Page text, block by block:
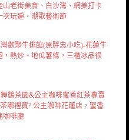
山老街美食、白沙灣、網美打卡
次玩遍，潮歌藝術節
歡聚牛排館(原胖忠小吃)-花蓮牛
，熱炒、地瓜薯條，三櫃冰品很
鶴茶園&公主咖啡蜜香紅茶專賣
哪裡買? 公主咖啡花蓮店，蜜香
咖啡廳